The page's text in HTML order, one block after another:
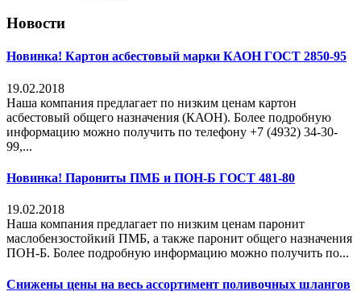
Новости
Новинка! Картон асбестовый марки КАОН ГОСТ 2850-95
19.02.2018
Наша компания предлагает по низким ценам картон
асбестовый общего назначения (КАОН). Более подробную
информацию можно получить по телефону +7 (4932) 34-30-
99,...
Новинка! Парониты ПМБ и ПОН-Б ГОСТ 481-80
19.02.2018
Наша компания предлагает по низким ценам паронит
маслобензостойкий ПМБ, а также паронит общего назначения
ПОН-Б. Более подробную информацию можно получить по...
Снижены цены на весь ассортимент поливочных шлангов